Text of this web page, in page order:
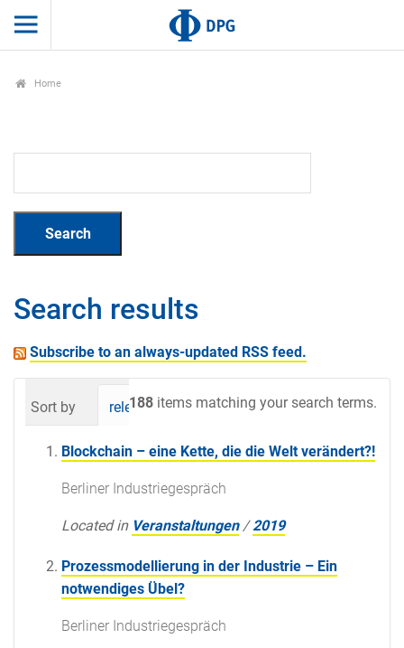
Home
Search results
Subscribe to an always-updated RSS feed.
188 items matching your search terms.
Sort by relevance date (newest first)
Blockchain – eine Kette, die die Welt verändert?!
Berliner Industriegespräch
Located in Veranstaltungen /2019
Prozessmodellierung in der Industrie – Ein
notwendiges Übel?
Berliner Industriegespräch